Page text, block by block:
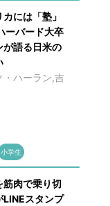
には「塾」
ーバード大卒
が語る日米の
・ハーラン,吉
小学生
筋肉で乗り切
LINEスタンプ